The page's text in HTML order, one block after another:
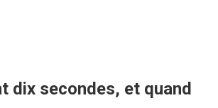
dix secondes, et quand